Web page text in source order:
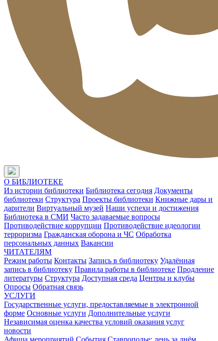
О БИБЛИОТЕКЕ
Из истории библиотеки Библиотека сегодня Документы
библиотеки Структура Проекты библиотеки Книжные дары и
дарители Виртуальный музей Наши успехи и достижения
Библиотека в СМИ Часто задаваемые вопросы
Противодействие коррупции Противодействие идеологии
терроризма Гражданская оборона и ЧС Обработка
персональных данных Вакансии
ЧИТАТЕЛЯМ
Режим работы Контакты Запись в библиотеку Удалённая
запись в библиотеку Правила работы в библиотеке Продление
литературы Структура Доступная среда Центры и клубы
Опросы Обратная связь
УСЛУГИ
Государственные услуги, предоставляемые в электронной
форме Основные услуги Дополнительные услуги
Независимая оценка качества условий оказания услуг
новости
Афиша мероприятий События Ставрополье: день за днём